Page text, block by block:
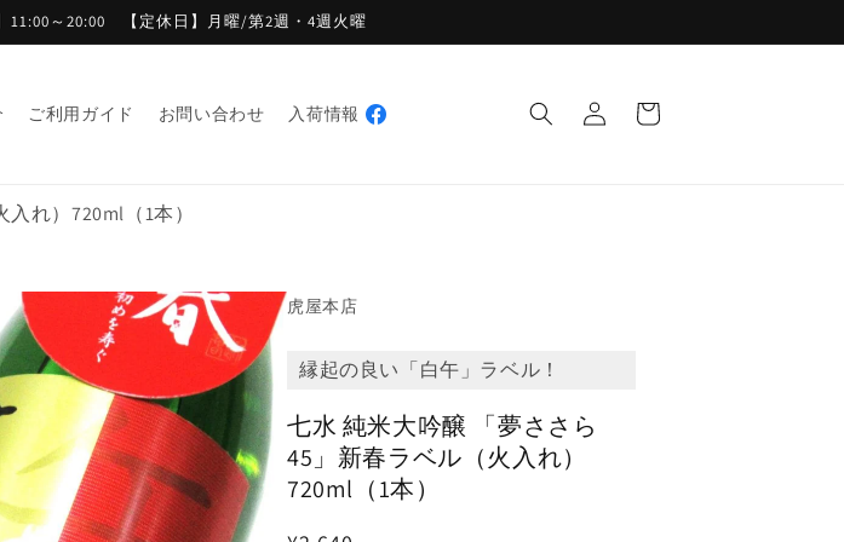
11:00～20:00 【定休日】月曜/第2週・4週火曜
ご利用ガイド お問い合わせ 入荷情報
グ
イ
ー
れ）720ml（1本）
虎屋本店
縁起の良い「白午」ラベル！
七水 純米大吟醸 「夢ささら
45」新春ラベル（火入れ）
720ml（1本）